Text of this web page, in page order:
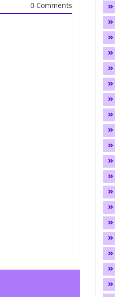
0 Comments